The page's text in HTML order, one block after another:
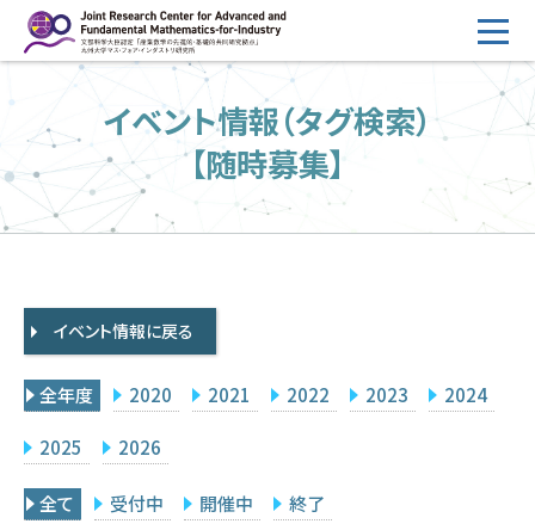
ン
へ
ス
キ
HOME
概要
運営
2026年度公募
採択研究・報告書一覧
イベント情報
研究代表者専用 委員専用
イベント情報（タグ検索）
【随時募集】
イベント情報に戻る
全年度 2020 2021 2022 2023 2024
2025 2026
全て 受付中 開催中 終了